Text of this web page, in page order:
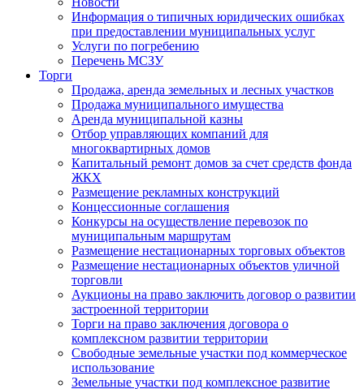
Информация о типичных юридических ошибках
при предоставлении муниципальных услуг
Услуги по погребению
Перечень МСЗУ
Торги
Продажа, аренда земельных и лесных участков
Продажа муниципального имущества
Аренда муниципальной казны
Отбор управляющих компаний для
многоквартирных домов
Капитальный ремонт домов за счет средств фонда
ЖКХ
Размещение рекламных конструкций
Концессионные соглашения
Конкурсы на осуществление перевозок по
муниципальным маршрутам
Размещение нестационарных торговых объектов
Размещение нестационарных объектов уличной
торговли
Аукционы на право заключить договор о развитии
застроенной территории
Торги на право заключения договора о
комплексном развитии территории
Свободные земельные участки под коммерческое
использование
Земельные участки под комплексное развитие